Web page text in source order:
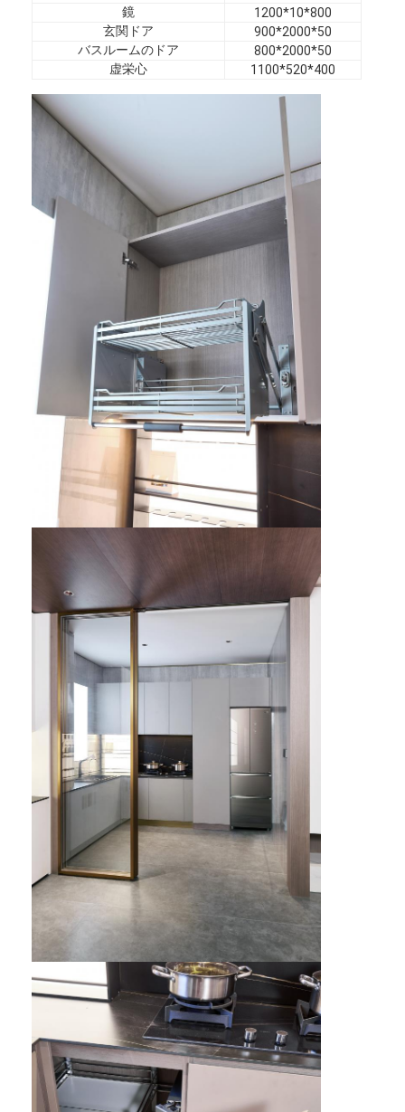
ヴィラ家具
商用クラブ家具
ダイニングルームの家具
オフィス家具
据え付け家具
鏡
1200*10*800
玄関ドア
900*2000*50
バスルームのドア
800*2000*50
虚栄心
1100*520*400